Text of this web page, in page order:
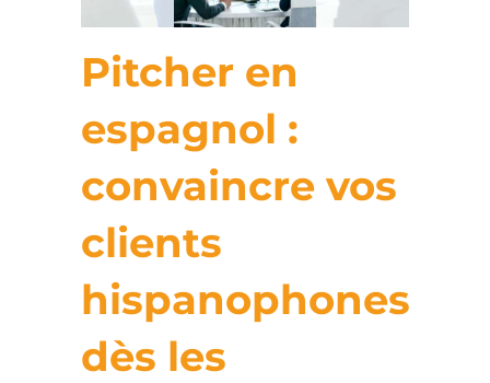
Pitcher en
espagnol :
convaincre vos
clients
hispanophones
dès les